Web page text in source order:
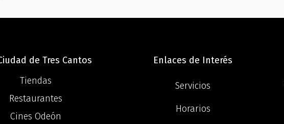
de Tres Cantos
Tiendas
Restaurantes
Cines Odeón
Enlaces de Interés
Servicios
Horarios